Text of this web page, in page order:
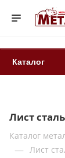
Каталог
Лист
Каталог
— Лист